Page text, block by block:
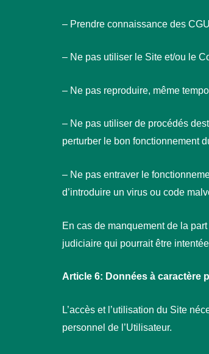
– Prendre connaissance des
– Ne pas utiliser le Site et/ou le
– Ne pas reproduire, même
– Ne pas utiliser de procédés
perturber le bon fonctionnement
– Ne pas entraver le
d’introduire un virus ou code
En cas de manquement de la
judiciaire qui pourrait être
Article 6: Données à caractère
L’accès et l’utilisation du Site
personnel de l’Utilisateur.